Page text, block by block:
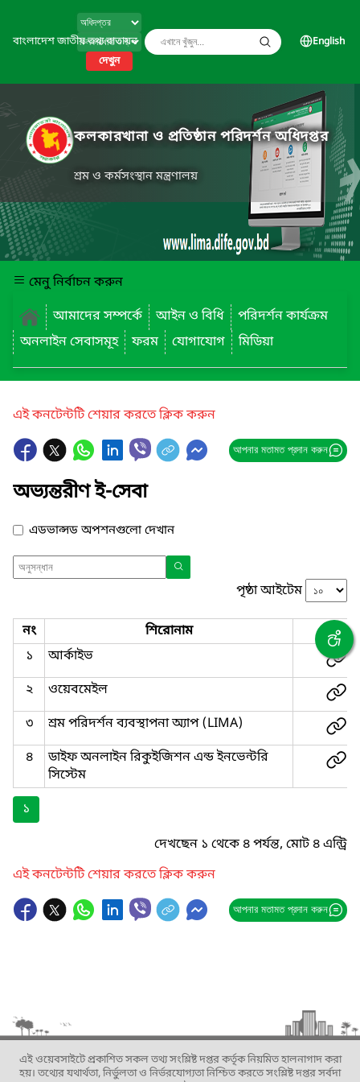
বাংলাদেশ জাতীয় তথ্য বাতায়ন
দেখুন
English
কলকারখানা ও প্রতিষ্ঠান পরিদর্শন অধিদপ্তর
শ্রম ও কর্মসংস্থান মন্ত্রণালয়
মেনু নির্বাচন করুন
আমাদের সম্পর্কে
আইন ও বিধি
পরিদর্শন কার্যক্রম
অনলাইন সেবাসমূহ
ফরম যোগাযোগ মিডিয়া
এই কনটেন্টটি শেয়ার করতে ক্লিক করুন
আপনার মতামত প্রদান করুন
অভ্যন্তরীণ ই-সেবা
এডভান্সড অপশনগুলো দেখান
পৃষ্ঠা আইটেম
নং শিরোনাম
লিংক
১
আর্কাইভ
২
ওয়েবমেইল
৩
শ্রম পরিদর্শন ব্যবস্থাপনা অ্যাপ (LIMA)
৪
ডাইফ অনলাইন রিকুইজিশন এন্ড ইনভেন্টরি
সিস্টেম
১
দেখছেন ১ থেকে ৪ পর্যন্ত, মোট ৪ এন্ট্রি
এই কনটেন্টটি শেয়ার করতে ক্লিক করুন
আপনার মতামত প্রদান করুন
এই ওয়েবসাইটে প্রকাশিত সকল তথ্য সংশ্লিষ্ট দপ্তর কর্তৃক নিয়মিত হালনাগাদ করা
হয়। তথ্যের যথার্থতা, নির্ভুলতা ও নির্ভরযোগ্যতা নিশ্চিত করতে সংশ্লিষ্ট দপ্তর সর্বদা